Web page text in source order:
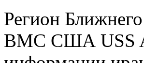
Регион
ВМС США USS